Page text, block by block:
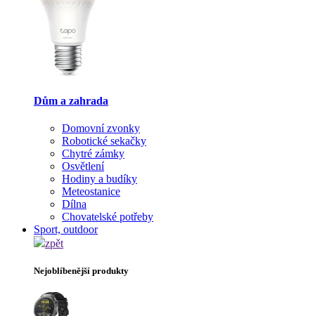
Dům a zahrada
Domovní zvonky
Robotické sekačky
Chytré zámky
Osvětlení
Hodiny a budíky
Meteostanice
Dílna
Chovatelské potřeby
Sport, outdoor
zpět
Nejoblíbenější produkty